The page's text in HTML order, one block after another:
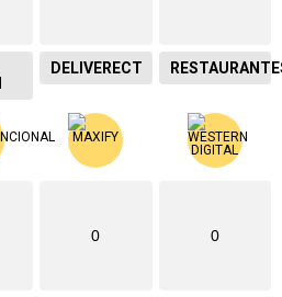
DELIVERECT
0 0